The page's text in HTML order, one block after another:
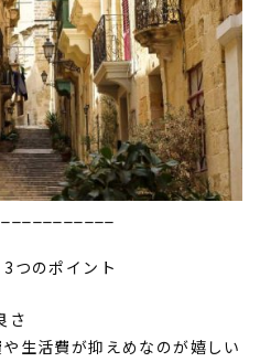
3 つのポイント
さ
生活費が抑えめなのが嬉しい